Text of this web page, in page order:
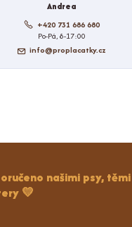
Andrea
+420 731 686 680
Po-Pá, 8-17:00
info@proplacatky.cz
našimi psy,
💛